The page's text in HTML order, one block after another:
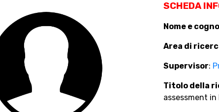
SCHEDA
Nome e
Area di
Supervisor:
Titolo della
assessment